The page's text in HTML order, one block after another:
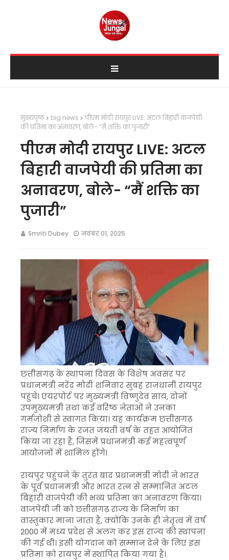
मुख्यपृष्ठ big news
पीएम मोदी रायपुर LIVE: अटल बिहारी वाजपेयी
की प्रतिमा का अनावरण, बोले- “मैं शक्ति का पुजारी”
पीएम मोदी रायपुर LIVE: अटल
बिहारी वाजपेयी की प्रतिमा का
अनावरण, बोले- “मैं शक्ति का
पुजारी”
Smriti Dubey नवंबर 01, 2025
छत्तीसगढ़ के स्थापना दिवस के विशेष अवसर पर
प्रधानमंत्री नरेंद्र मोदी शनिवार सुबह राजधानी रायपुर
पहुंचे। एयरपोर्ट पर मुख्यमंत्री विष्णुदेव साय, दोनों
उपमुख्यमंत्री तथा कई वरिष्ठ नेताओं ने उनका
गर्मजोशी से स्वागत किया। यह कार्यक्रम छत्तीसगढ़
राज्य निर्माण के रजत जयंती वर्ष के तहत आयोजित
किया जा रहा है, जिसमें प्रधानमंत्री कई महत्वपूर्ण
आयोजनों में शामिल होंगे।
रायपुर पहुंचने के तुरंत बाद प्रधानमंत्री मोदी ने भारत
के पूर्व प्रधानमंत्री और भारत रत्न से सम्मानित अटल
बिहारी वाजपेयी की भव्य प्रतिमा का अनावरण किया।
वाजपेयी जी को छत्तीसगढ़ राज्य के निर्माण का
वास्तुकार माना जाता है, क्योंकि उनके ही नेतृत्व में वर्ष
2000 में मध्य प्रदेश से अलग कर इस राज्य की स्थापना
की गई थी। इसी योगदान को सम्मान देने के लिए इस
प्रतिमा को रायपुर में स्थापित किया गया है।